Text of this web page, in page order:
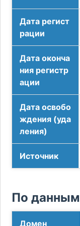
Дата регист
рации
Дата оконча
ния регистр
ации
Дата освобо
ждения (уда
ления)
Источник
По данным
Домен